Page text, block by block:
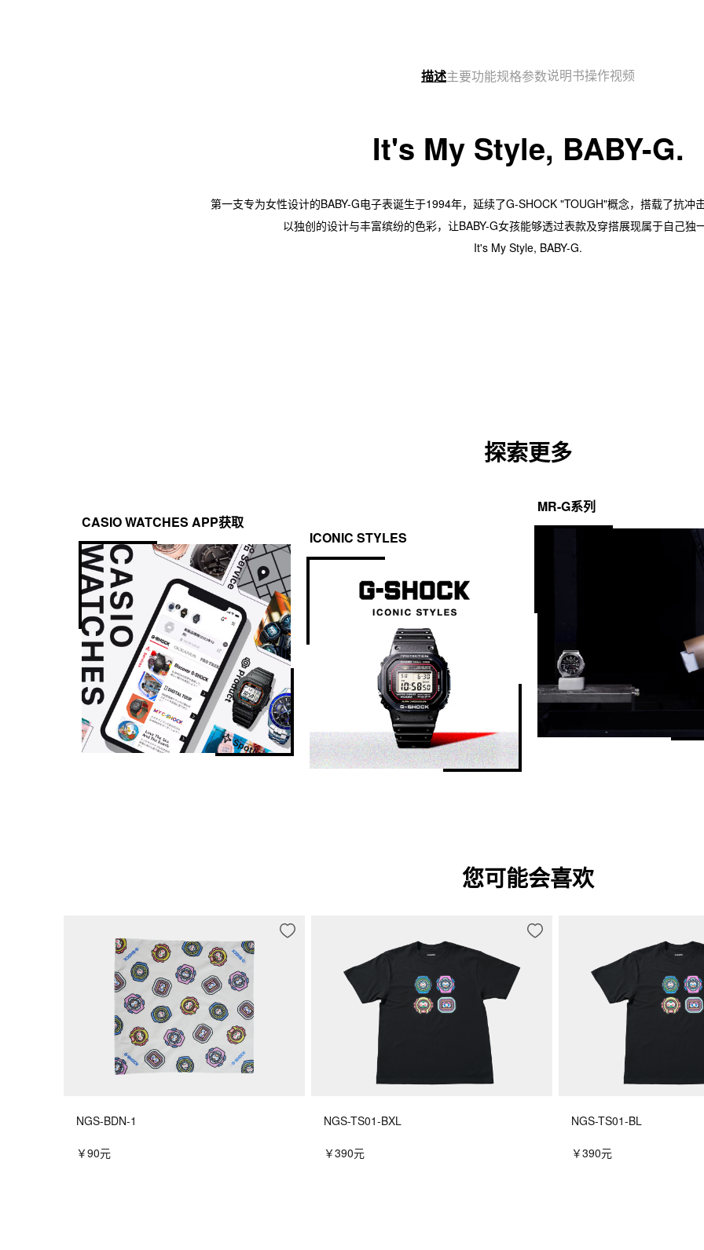
描述主要功能规格参数说明书操作视频
It's My Style, BABY-G.
第一支专为女性设计的BABY-G电子表诞生于1994年，延续了G-SHOCK "TOUGH"概念，搭载了抗冲
以独创的设计与丰富缤纷的色彩，让BABY-G女孩能够透过表款及穿搭展现属于自己独
It's My Style, BABY-G.
探索更多
CASIO WATCHES APP获取
ICONIC STYLES
MR-G系列
您可能会喜欢
NGS-BDN-1
￥90元
NGS-TS01-BXL
￥390元
NGS-TS01-BL
￥390元